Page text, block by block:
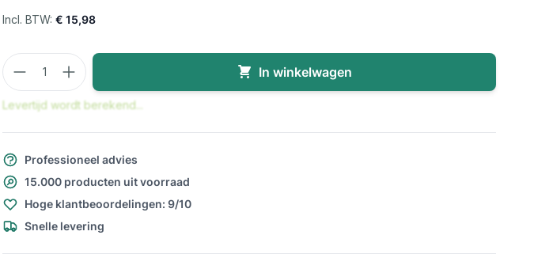
€ 15,98
Aantal
In winkelwagen
Levertijd wordt berekend...
Professioneel advies
15.000 producten uit voorraad
Hoge klantbeoordelingen: 9/10
Snelle levering